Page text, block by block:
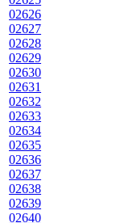
02626
02627
02628
02629
02630
02631
02632
02633
02634
02635
02636
02637
02638
02639
02640